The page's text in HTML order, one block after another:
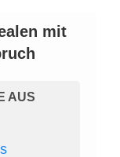
mit
AUS